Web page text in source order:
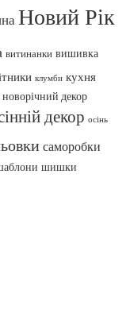
Новий Рік
витинанки вишивка
клумби кухня
новорічний декор
декор осінь
саморобки
шишки